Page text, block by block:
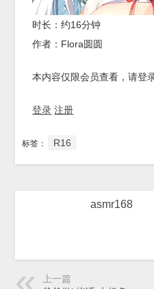
时长：约16分钟
作者：Flora圆圆
本内容仅限会员查看，请登
登录 注册
标签： R16
asmr168
上一篇